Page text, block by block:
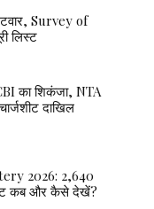
Survey of
लिस्ट
का शिकंजा, NTA
दाखिल
2026: 2,640
कब और कैसे देखें?